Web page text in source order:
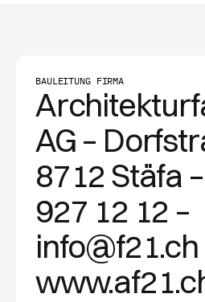
BAULEITUNG FIRMA
AG –
8712 Stäfa
927 12 12 –
info@f21.ch